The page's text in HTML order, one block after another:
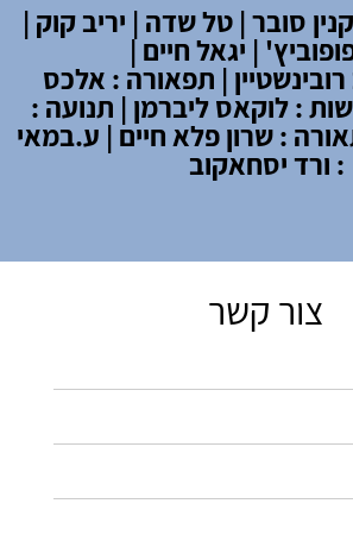
סובר | טל שדה | יריב קוק |
| יגאל חיים |
| תפאורה : אלכס
: לוקאס ליברמן | תנועה :
: שרון פלא חיים | ע.במאי
: ורד יסחאקוב
צור קשר